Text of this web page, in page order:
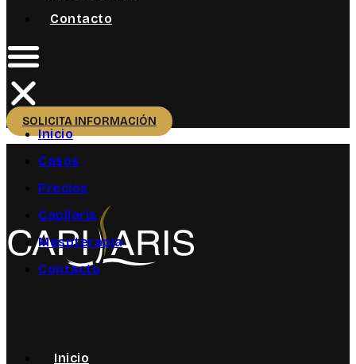
Contacto
Inicio
Casos
Precios
Capilaris
Mesoterapia
Contacto
SOLICITA INFORMACIÓN
Inicio